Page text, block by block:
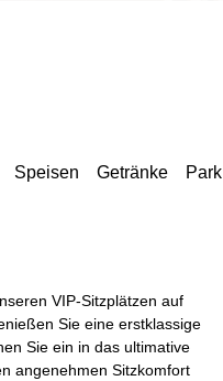
Speisen Getränke
VIP-Sitzplätzen auf
Sie eine erstklassige
Sie ein in das ultimative
angenehmen Sitzkomfort